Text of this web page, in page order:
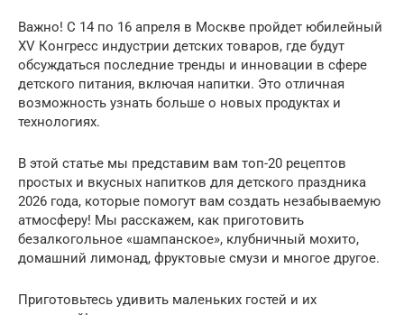
Важно! С 14 по 16 апреля в Москве пройдет юбилейный
XV Конгресс индустрии детских товаров, где будут
обсуждаться последние тренды и инновации в сфере
детского питания, включая напитки. Это отличная
возможность узнать больше о новых продуктах и
технологиях.
В этой статье мы представим вам топ-20 рецептов
простых и вкусных напитков для детского праздника
2026 года, которые помогут вам создать незабываемую
атмосферу! Мы расскажем, как приготовить
безалкогольное «шампанское», клубничный мохито,
домашний лимонад, фруктовые смузи и многое другое.
Приготовьтесь удивить маленьких гостей и их